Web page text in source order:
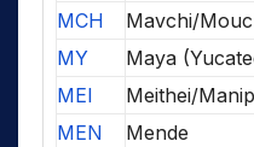
MCH
Mavchi/
MY
Maya
MEI
Meithei/
MEN
Mende